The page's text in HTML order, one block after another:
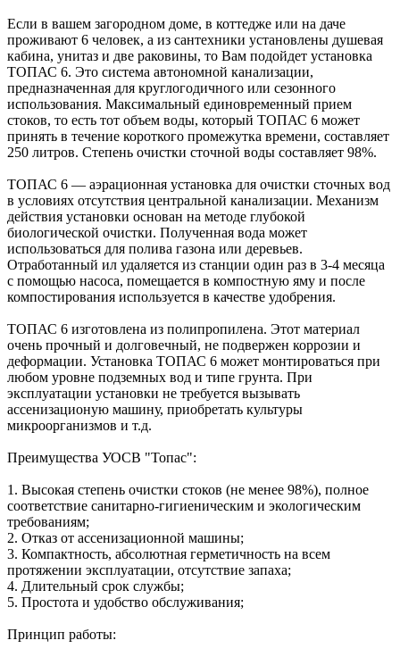
Если в вашем загородном доме, в коттедже или на даче
проживают 6 человек, а из сантехники установлены душевая
кабина, унитаз и две раковины, то Вам подойдет установка
ТОПАС 6. Это система автономной канализации,
предназначенная для круглогодичного или сезонного
использования. Максимальный единовременный прием
стоков, то есть тот объем воды, который ТОПАС 6 может
принять в течение короткого промежутка времени, составляет
250 литров. Степень очистки сточной воды составляет 98%.
ТОПАС 6 — аэрационная установка для очистки сточных вод
в условиях отсутствия центральной канализации. Механизм
действия установки основан на методе глубокой
биологической очистки. Полученная вода может
использоваться для полива газона или деревьев.
Отработанный ил удаляется из станции один раз в 3-4 месяца
с помощью насоса, помещается в компостную яму и после
компостирования используется в качестве удобрения.
ТОПАС 6 изготовлена из полипропилена. Этот материал
очень прочный и долговечный, не подвержен коррозии и
деформации. Установка ТОПАС 6 может монтироваться при
любом уровне подземных вод и типе грунта. При
эксплуатации установки не требуется вызывать
ассенизационую машину, приобретать культуры
микроорганизмов и т.д.
Преимущества УОСВ "Топас":
1. Высокая степень очистки стоков (не менее 98%), полное
соответствие санитарно-гигиеническим и экологическим
требованиям;
2. Отказ от ассенизационной машины;
3. Компактность, абсолютная герметичность на всем
протяжении эксплуатации, отсутствие запаха;
4. Длительный срок службы;
5. Простота и удобство обслуживания;
Принцип работы: